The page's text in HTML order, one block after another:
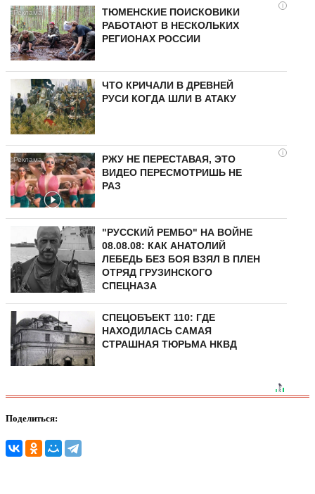
i
ТЮМЕНСКИЕ ПОИСКОВИКИ
РАБОТАЮТ В НЕСКОЛЬКИХ
РЕГИОНАХ РОССИИ
ЧТО КРИЧАЛИ В ДРЕВНЕЙ
РУСИ КОГДА ШЛИ В АТАКУ
i
РЖУ НЕ ПЕРЕСТАВАЯ, ЭТО
ВИДЕО ПЕРЕСМОТРИШЬ НЕ
РАЗ
"РУССКИЙ РЕМБО" НА ВОЙНЕ
08.08.08: КАК АНАТОЛИЙ
ЛЕБЕДЬ БЕЗ БОЯ ВЗЯЛ В ПЛЕН
ОТРЯД ГРУЗИНСКОГО
СПЕЦНАЗА
СПЕЦОБЪЕКТ 110: ГДЕ
НАХОДИЛАСЬ САМАЯ
СТРАШНАЯ ТЮРЬМА НКВД
Поделиться: